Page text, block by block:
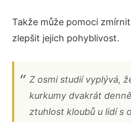
Takže může pomoci
zlepšit jejich pohyblivost.
Z osmi studií vyplývá,
kurkumy dvakrát
ztuhlost kloubů u lidí s